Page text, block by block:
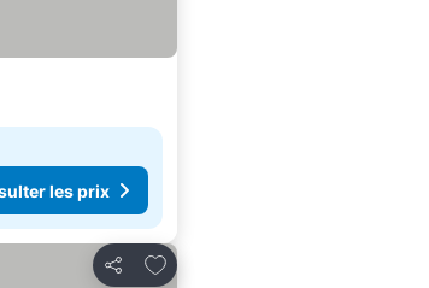
les prix
Partager
Ajouter à mes favoris